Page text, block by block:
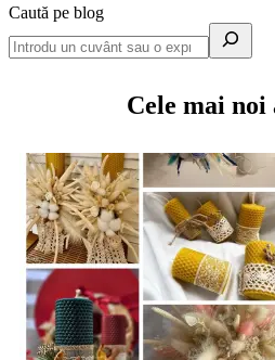
Caută pe blog
Cele mai